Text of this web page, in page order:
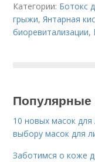
Категории: Ботокс
грыжи,Янтарная
биоревитализации,
10 новых масок
выбору масок для
Заботимся о коже